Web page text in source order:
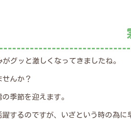
グッと激しくなってきましたね。
んか？
季節を迎えます。
するのですが、いざという時の為に